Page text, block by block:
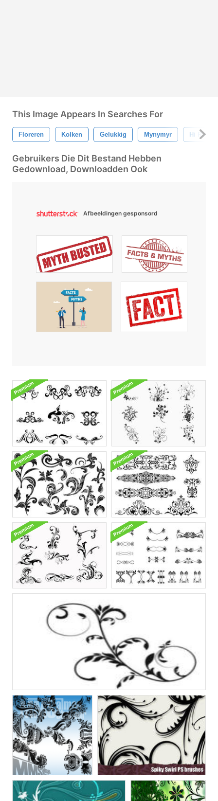
This Image Appears In Searches For
Floreren Kolken Gelukkig Mynymyr Hi Res
Gebruikers Die Dit Bestand Hebben
Gedownload, Downloadden Ook
Afbeeldingen gesponsord